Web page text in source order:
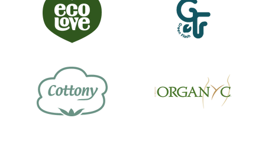
25 ש"ח מתנה לקנייה הקרובה בהרשמה
לניוזלטר
אני מסכים/ה לקבל מאתר ecoLove דיוור שיווקי והצעות